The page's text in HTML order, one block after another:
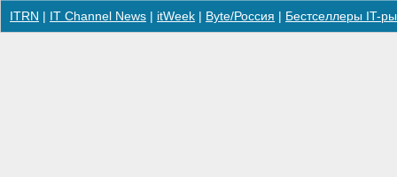
ITRN IT Channel News itWeek Byte/Россия Бестселлеры IT-